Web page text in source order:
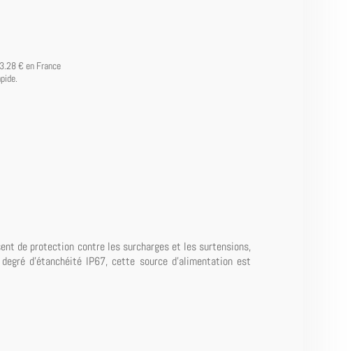
3.28 € en France
de protection contre les surcharges et les surtensions,
d'étanchéité IP67, cette source d'alimentation est